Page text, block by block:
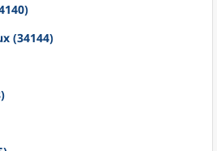
(34144)